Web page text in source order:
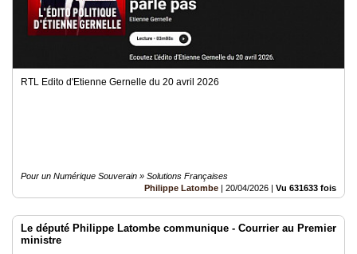
RTL Edito d'Etienne Gernelle du 20 avril 2026
Pour un Numérique Souverain » Solutions Françaises
Philippe Latombe | 20/04/2026 | Vu 631633 fois
Le député Philippe Latombe communique - Courrier au Premier
ministre